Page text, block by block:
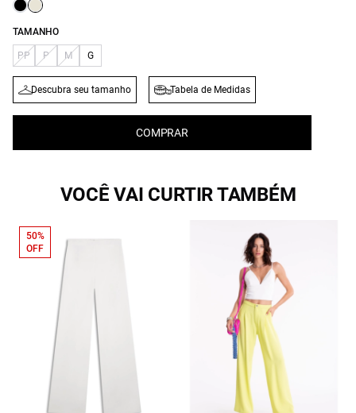
TAMANHO
PP P M G
Descubra seu tamanho Tabela de Medidas
COMPRAR
VOCÊ VAI CURTIR TAMBÉM
50%
OFF